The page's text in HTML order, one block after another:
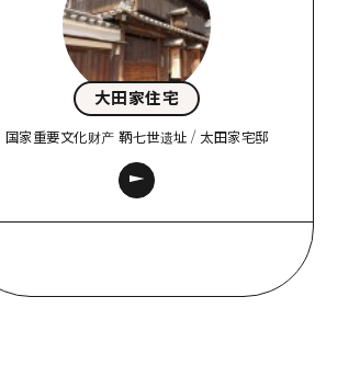
大田家住宅
国家重要文化财产 鞆七世遗址 / 太田家宅邸